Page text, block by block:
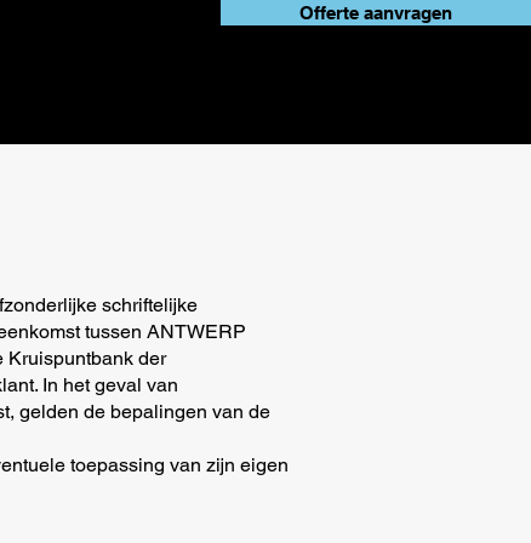
Offerte aanvragen
schriftelijke
tussen ANTWERP
Kruispuntbank der
In het geval van
gelden de bepalingen van de
toepassing van zijn eigen